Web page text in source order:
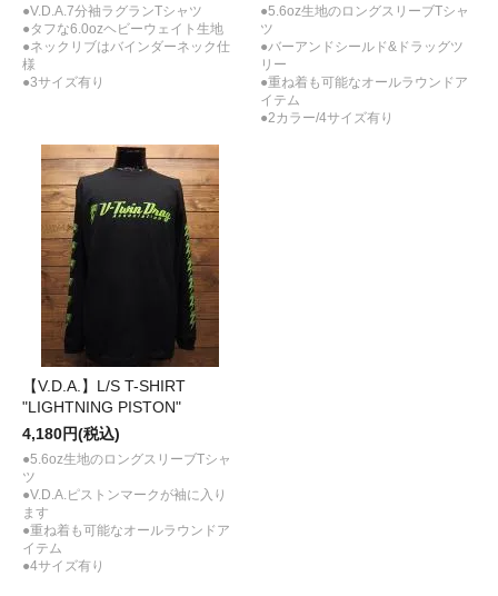
●V.D.A.7分袖ラグランTシャツ
●タフな6.0ozヘビーウェイト生地
●ネックリブはバインダーネック仕
様
●3サイズ有り
●5.6oz生地のロングスリーブTシャ
ツ
●バーアンドシールド&ドラッグツ
リー
●重ね着も可能なオールラウンドア
イテム
●2カラー/4サイズ有り
【V.D.A.】L/S T-SHIRT
"LIGHTNING PISTON"
4,180円(税込)
●5.6oz生地のロングスリーブTシャ
ツ
●V.D.A.ピストンマークが袖に入り
ます
●重ね着も可能なオールラウンドア
イテム
●4サイズ有り